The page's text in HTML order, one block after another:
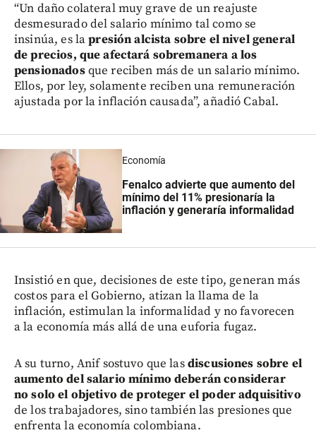
“Un daño colateral muy grave de un reajuste
desmesurado del salario mínimo tal como se
insinúa, es lapresión alcista sobre el nivel general
de precios, que afectará sobremanera a los
pensionadosque reciben más de un salario mínimo.
Ellos, por ley, solamente reciben una remuneración
ajustada por la inflación causada”, añadió Cabal.
Economía
Fenalco advierte que aumento del
mínimo del 11% presionaría la
inflación y generaría informalidad
Insistió en que, decisiones de este tipo, generan más
costos para el Gobierno, atizan la llama de la
inflación, estimulan la informalidad y no favorecen
a la economía más allá de una euforia fugaz.
A su turno, Anif sostuvo que lasdiscusiones sobre el
aumento del salario mínimo deberán considerar
no solo el objetivo de proteger el poder adquisitivo
de los trabajadores, sino también las presiones que
enfrenta la economía colombiana.